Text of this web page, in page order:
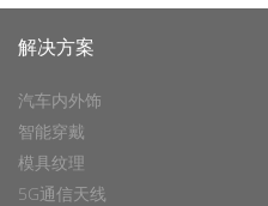
解决方案
汽车内外饰
智能穿戴
模具纹理
5G通信天线